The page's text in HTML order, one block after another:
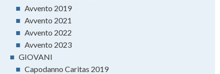
■ Avvento 2019
■ Avvento 2021
■ Avvento 2022
■ Avvento 2023
■ GIOVANI
■ Capodanno Caritas 2019